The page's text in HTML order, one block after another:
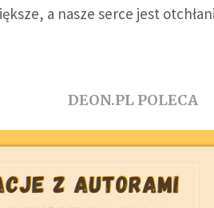
a nasze serce jest
DEON.PL POLECA